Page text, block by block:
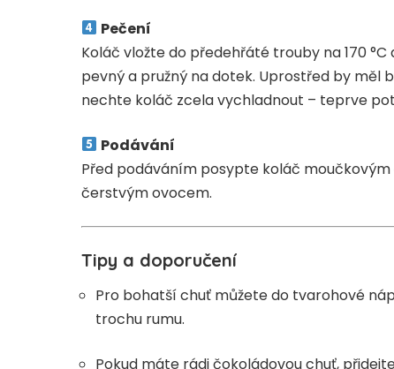
Pečení
Koláč vložte do předehřáté trouby na 170
pevný a pružný na dotek. Uprostřed by měl
nechte koláč zcela vychladnout – teprve
Podávání
Před podáváním posypte koláč
čerstvým ovocem.
Tipy a doporučení
Pro bohatší chuť můžete do tvarohové
trochu rumu.
Pokud máte rádi čokoládovou chuť,